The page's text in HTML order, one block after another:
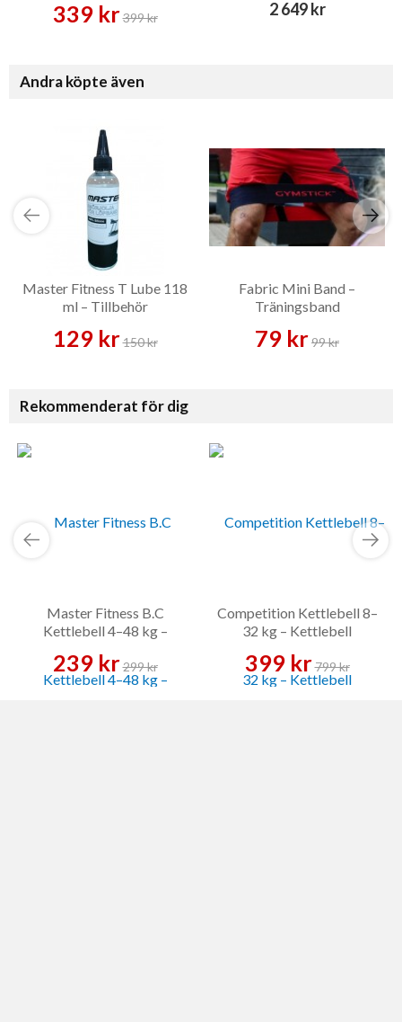
339 kr399 kr 2 649 kr
Andra köpte även
Master Fitness T Lube 118
ml – Tillbehör
129 kr150 kr
Fabric Mini Band –
Träningsband
79 kr99 kr
Rekommenderat för dig
Master Fitness B.C
Kettlebell 4–48 kg –
239 kr299 kr
Competition Kettlebell 8–
32 kg – Kettlebell
399 kr799 kr